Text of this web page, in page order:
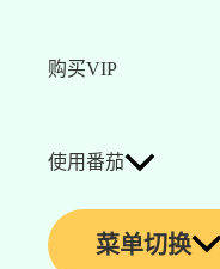
购买VIP
使用番茄
菜单切换